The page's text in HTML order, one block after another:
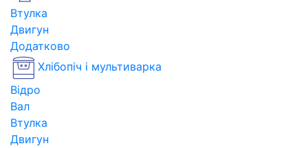
Втулка
Двигун
Додатково
Хлібопіч і мультиварка
Відро
Вал
Втулка
Двигун